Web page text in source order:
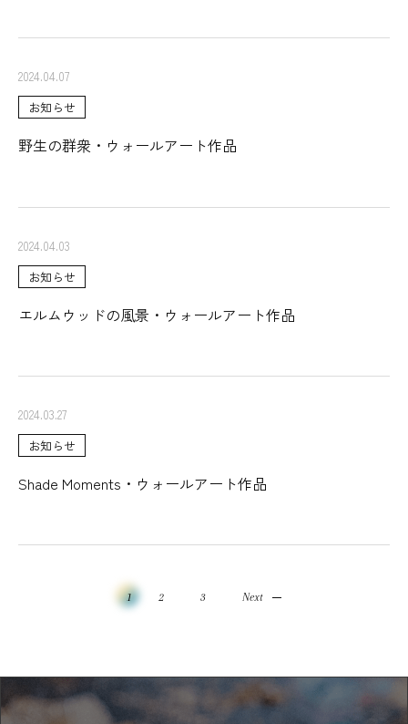
2024.04.07
お知らせ
野生の群衆・ウォールアート作品
2024.04.03
お知らせ
エルムウッドの風景・ウォールアート作品
2024.03.27
お知らせ
Shade Moments・ウォールアート作品
1 2 3 Next